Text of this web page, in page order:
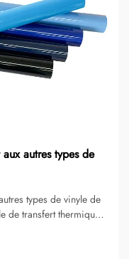
autres types de
types de vinyle de
de transfert thermique
des accessoires